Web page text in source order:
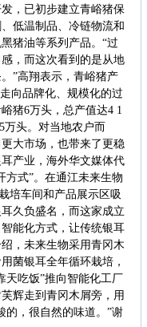
，已初步建立青峪猪保
低温制品、冷链物流和
猪油等系列产品。“过
，而这次看到的是从地
”高翔表示，青峪猪产
向品牌化、规模化的过
猪6万头，总产值达4 1
万头。对当地农户而
大市场，也带来了更稳
产业，海外华文媒体代
方式”。在通江未来生物
培车间和产品展示区吸
久负盛名，而这家成立
能化方式，让传统银耳
，未来生物采用青冈木
菌银耳全年循环栽培，
天吃饭”推向智能化工厂
辉走到青冈木屑旁，用
的，很自然的味道。”谢